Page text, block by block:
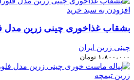
افزودن به سبد خرید
بشقاب غذاخوری چینی زرین مدل
چینی زرین ایران
۱،۸۰۰،۰۰۰ تومان